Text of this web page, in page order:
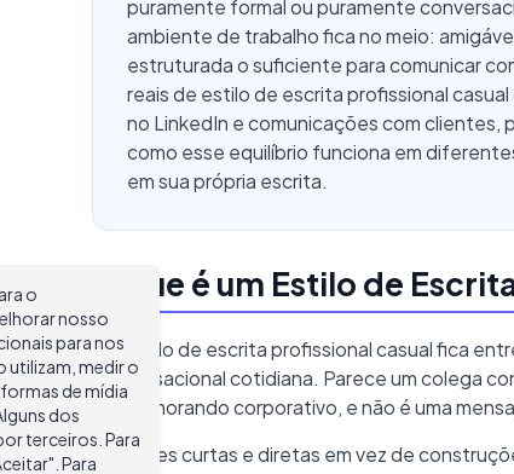
puramente formal ou puramente
ambiente de trabalho fica no meio:
estruturada o suficiente para comunicar
reais de estilo de escrita profissional
no LinkedIn e comunicações com clientes,
como esse equilíbrio funciona em
em sua própria escrita.
O que é um Estilo de
Um estilo de escrita profissional casual fica
conversacional cotidiana. Parece um colega
um memorando corporativo, e não é uma
Frases curtas e diretas em vez de
o
nosso
para nos
utilizam, medir o
de mídia
dos
terceiros. Para
Para